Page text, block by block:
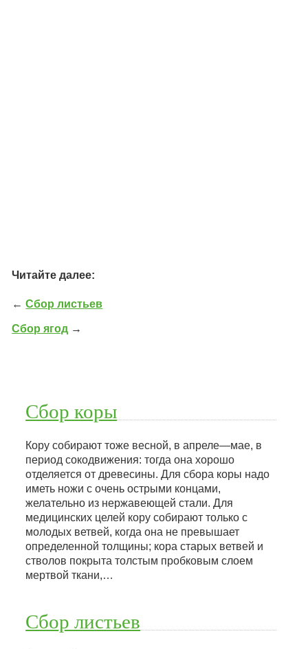
Читайте далее:
←Сбор листьев
Сбор ягод →
Сбор коры
Кору собирают тоже весной, в апреле—мае, в
период сокодвижения: тогда она хорошо
отделяется от древесины. Для сбора коры надо
иметь ножи с очень острыми концами,
желательно из нержавеющей стали. Для
медицинских целей кору собирают только с
молодых ветвей, когда она не превышает
определенной толщины; кора старых ветвей и
стволов покрыта толстым пробковым слоем
мертвой ткани,…
Сбор листьев